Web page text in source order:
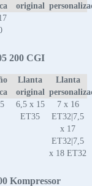
original
200 CGI
Llanta
original
Llanta
6,5 x 15
ET35
7 x 16
ET32|7,5
x 17
ET32|7,5
x 18 ET32
Kompressor